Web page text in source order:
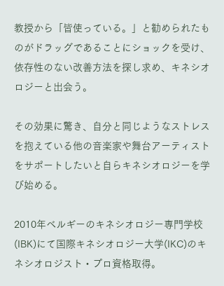
教授から「皆使っている。」と勧められたも
のがドラッグであることにショックを受け、
依存性のない改善方法を探し求め、キネシオ
ロジーと出会う。
その効果に驚き、自分と同じようなストレス
を抱えている他の音楽家や舞台アーティスト
をサポートしたいと自らキネシオロジーを学
び始める。
2010年ベルギーのキネシオロジー専門学校
(IBK)にて国際キネシオロジー大学(IKC)のキ
ネシオロジスト・プロ資格取得。